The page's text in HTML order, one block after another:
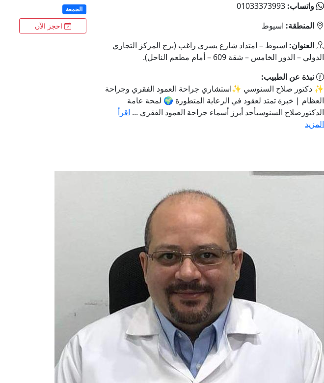
واتساب: 01033373993
المنطقة: اسيوط
العنوان: اسيوط – امتداد شارع يسري راغب (برج المركز التجاري
الدولي – الدور الخامس – شقة 609 – أمام مطعم الناحل).
نبذة عن الطبيب:
✨ دكتور صلاح السنوسي ✨استشاري جراحة العمود الفقري وجراحة
العظام | خبرة تمتد لعقود في الرعاية المتطورة 🌍 لمحة عامة
الدكتورصلاح السنوسيأحد أبرز أسماء جراحة العمود الفقري ... اقرأ
المزيد
الجمعة
احجز الآن